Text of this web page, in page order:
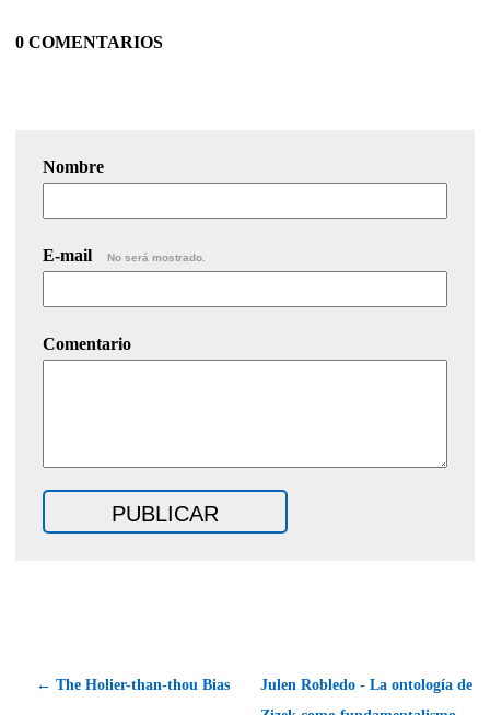
0 COMENTARIOS
Nombre
E-mail No será mostrado.
Comentario
← The Holier-than-thou Bias
Julen Robledo - La ontología de